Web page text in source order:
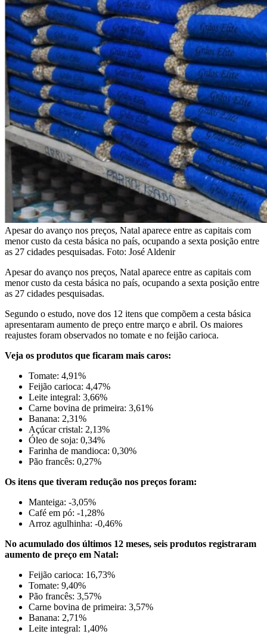
Apesar do avanço nos preços, Natal aparece entre as capitais com
menor custo da cesta básica no país, ocupando a sexta posição entre
as 27 cidades pesquisadas. Foto: José Aldenir
Apesar do avanço nos preços, Natal aparece entre as capitais com
menor custo da cesta básica no país, ocupando a sexta posição entre
as 27 cidades pesquisadas.
Segundo o estudo, nove dos 12 itens que compõem a cesta básica
apresentaram aumento de preço entre março e abril. Os maiores
reajustes foram observados no tomate e no feijão carioca.
Veja os produtos que ficaram mais caros:
Tomate: 4,91%
Feijão carioca: 4,47%
Leite integral: 3,66%
Carne bovina de primeira: 3,61%
Banana: 2,31%
Açúcar cristal: 2,13%
Óleo de soja: 0,34%
Farinha de mandioca: 0,30%
Pão francês: 0,27%
Os itens que tiveram redução nos preços foram:
Manteiga: -3,05%
Café em pó: -1,28%
Arroz agulhinha: -0,46%
No acumulado dos últimos 12 meses, seis produtos registraram
aumento de preço em Natal:
Feijão carioca: 16,73%
Tomate: 9,40%
Pão francês: 3,57%
Carne bovina de primeira: 3,57%
Banana: 2,71%
Leite integral: 1,40%